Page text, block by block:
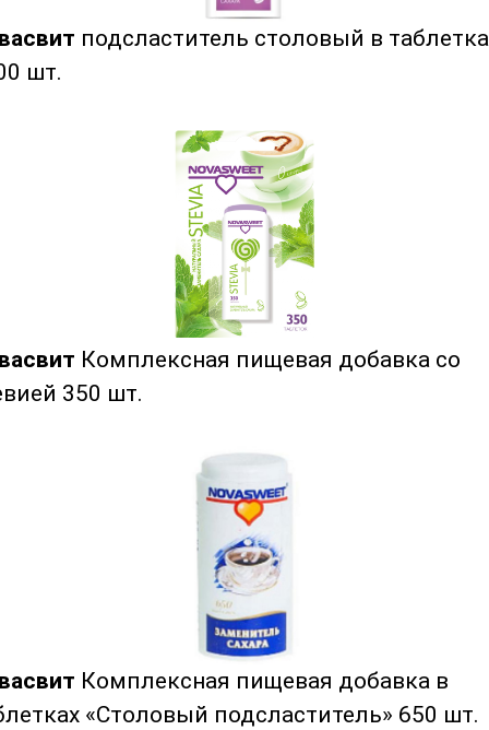
подсластитель столовый в
шт.
Комплексная пищевая добавка со
350 шт.
Комплексная пищевая добавка в
«Столовый подсластитель» 650 шт.